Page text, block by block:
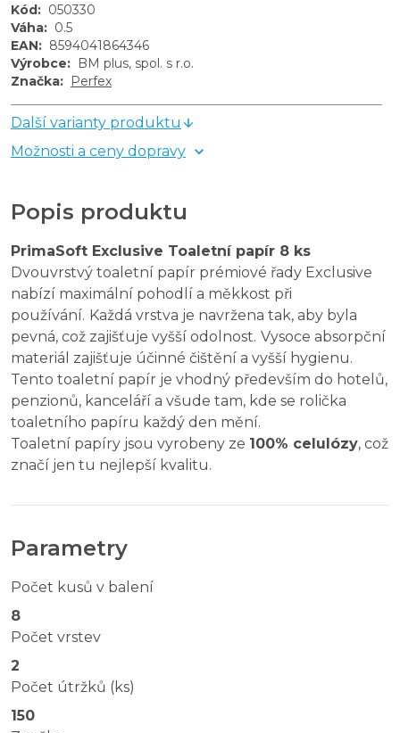
Kód: 050330
Váha: 0.5
EAN: 8594041864346
Výrobce: BM plus, spol. s r.o.
Značka: Perfex
Další varianty produktu
Možnosti a ceny dopravy
Popis produktu
PrimaSoft Exclusive Toaletní papír 8 ks
Dvouvrstvý toaletní papír prémiové řady Exclusive
nabízí maximální pohodlí a měkkost při
používání. Každá vrstva je navržena tak, aby byla
pevná, což zajišťuje vyšší odolnost. Vysoce absorpční
materiál zajišťuje účinné čištění a vyšší hygienu.
Tento toaletní papír je vhodný především do hotelů,
penzionů, kanceláří a všude tam, kde se rolička
toaletního papíru každý den mění.
Toaletní papíry jsou vyrobeny ze 100% celulózy, což
značí jen tu nejlepší kvalitu.
Parametry
Počet kusů v balení
8
Počet vrstev
2
Počet útržků (ks)
150